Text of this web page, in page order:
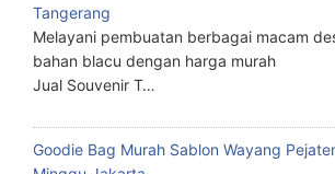
Tangerang
Melayani pembuatan berbagai macam
bahan blacu dengan harga murah
Jual Souvenir T…
Goodie Bag Murah Sablon Wayang